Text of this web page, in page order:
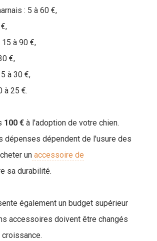
: 5 à 60 €,
à 90 €,
€,
à 30 €,
à 25 €.
100 € à l'adoption de votre chien.
dépenses dépendent de l'usure des
un accessoire de
sa durabilité.
également un budget supérieur
accessoires doivent être changés